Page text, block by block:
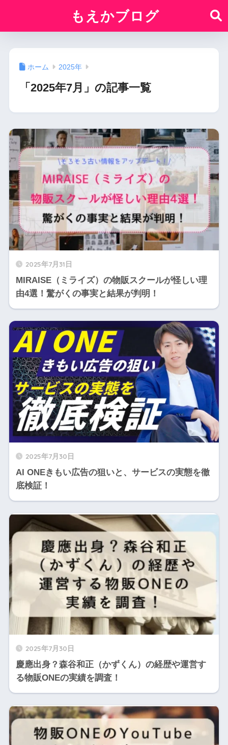
もえかブログ
ホーム 2025年
「2025年7月」の記事一覧
2025年7月31日
MIRAISE（ミライズ）の物販スクールが怪しい理
由4選！驚がくの事実と結果が判明！
2025年7月30日
AI ONEきもい広告の狙いと、サービスの実態を徹
底検証！
2025年7月30日
慶應出身？森谷和正（かずくん）の経歴や運営す
る物販ONEの実績を調査！